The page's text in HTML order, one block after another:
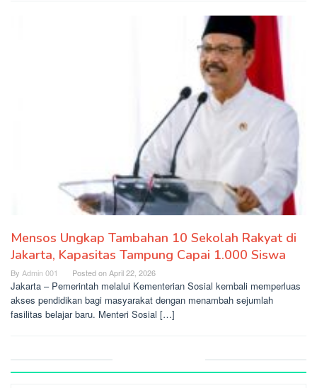
Mensos Ungkap Tambahan 10 Sekolah Rakyat di
Jakarta, Kapasitas Tampung Capai 1.000 Siswa
By Admin 001 Posted onApril 22, 2026
Jakarta – Pemerintah melalui Kementerian Sosial kembali memperluas
akses pendidikan bagi masyarakat dengan menambah sejumlah
fasilitas belajar baru. Menteri Sosial […]